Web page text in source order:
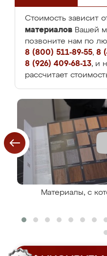
Стоимость зависит
материалов Вашей
позвоните нам по
8 (800) 511-89-55, 8
8 (926) 409-68-13, и
рассчитает
Материалы, с